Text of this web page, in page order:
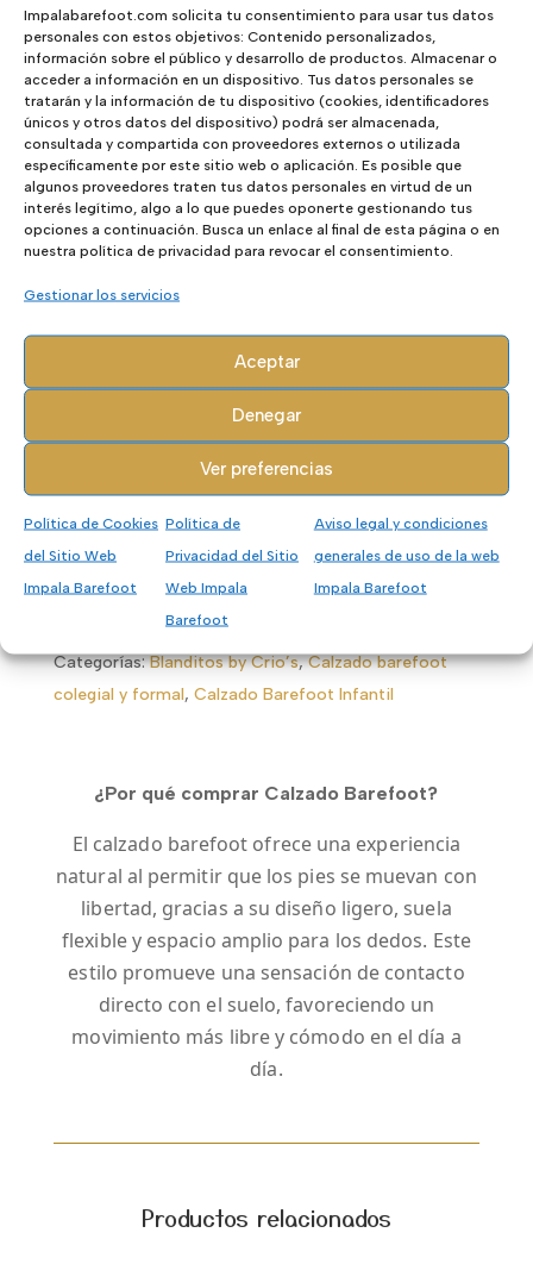
Impalabarefoot.com solicita tu consentimiento para usar tus datos
personales con estos objetivos: Contenido personalizados,
información sobre el público y desarrollo de productos. Almacenar o
acceder a información en un dispositivo. Tus datos personales se
tratarán y la información de tu dispositivo (cookies, identificadores
únicos y otros datos del dispositivo) podrá ser almacenada,
consultada y compartida con proveedores externos o utilizada
específicamente por este sitio web o aplicación. Es posible que
algunos proveedores traten tus datos personales en virtud de un
interés legítimo, algo a lo que puedes oponerte gestionando tus
opciones a continuación. Busca un enlace al final de esta página o en
nuestra política de privacidad para revocar el consentimiento.
Gestionar los servicios
Aceptar
Denegar
Ver preferencias
Política de Cookies
del Sitio Web
Impala Barefoot
Política de
Privacidad del Sitio
Web Impala
Barefoot
Aviso legal y condiciones
generales de uso de la web
Impala Barefoot
Tu dirección de correo electrónico no
será publicada. Los campos
obligatorios están marcados con*
Categorías: Blanditos by Crio’s,Calzado barefoot
colegial y formal, Calzado Barefoot Infantil
¿Por qué comprar Calzado Barefoot?
El calzado barefoot ofrece una experiencia
natural al permitir que los pies se muevan con
libertad, gracias a su diseño ligero, suela
flexible y espacio amplio para los dedos. Este
estilo promueve una sensación de contacto
directo con el suelo, favoreciendo un
movimiento más libre y cómodo en el día a
día.
Productos relacionados